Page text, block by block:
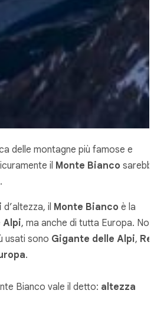
delle montagne più famose e
il Monte Bianco
d’altezza, il Monte Bianco è la
Alpi, ma anche di tutta Europa. Non
usati sono Gigante delle Alpi, Re
.
Bianco vale il detto: altezza